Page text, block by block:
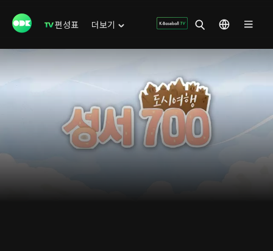
편성표 더보기